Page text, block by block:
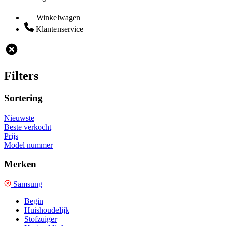
Winkelwagen
Klantenservice
Filters
Sortering
Nieuwste
Beste verkocht
Prijs
Model nummer
Merken
Samsung
Begin
Huishoudelijk
Stofzuiger